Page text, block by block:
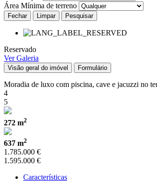
Área Mínima de terreno
Fechar
Reservado
Ver Galeria
Visão geral do imóvel Formulário
Moradia de luxo com piscina, cave e jacuzzi no
4
5
272 m2
637 m2
1.785.000 €
1.595.000 €
Características